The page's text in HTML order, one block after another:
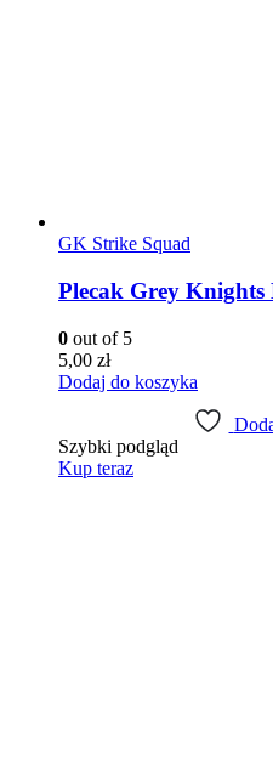
GK Strike Squad
Plecak Grey Knights
0 out of 5
5,00 zł
Dodaj do koszyka
Szybki podgląd
Kup teraz